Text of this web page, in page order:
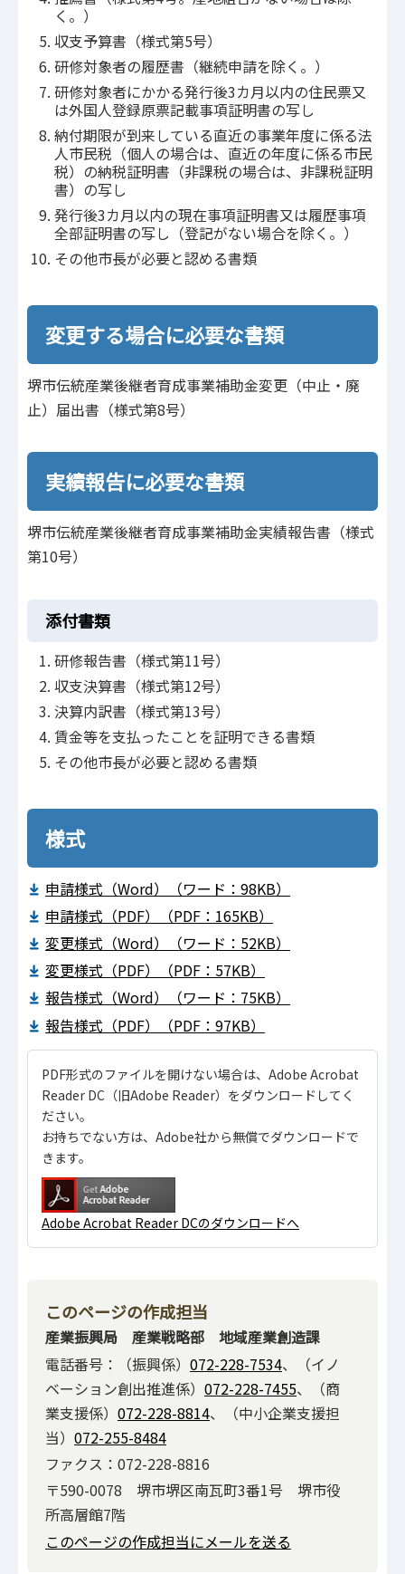
く。）
収支予算書（様式第5号）
研修対象者の履歴書（継続申請を除く。）
研修対象者にかかる発行後3カ月以内の住民票又
は外国人登録原票記載事項証明書の写し
納付期限が到来している直近の事業年度に係る法
人市民税（個人の場合は、直近の年度に係る市民
税）の納税証明書（非課税の場合は、非課税証明
書）の写し
発行後3カ月以内の現在事項証明書又は履歴事項
全部証明書の写し（登記がない場合を除く。）
その他市長が必要と認める書類
変更する場合に必要な書類
堺市伝統産業後継者育成事業補助金変更（中止・廃
止）届出書（様式第8号）
実績報告に必要な書類
堺市伝統産業後継者育成事業補助金実績報告書（様式
第10号）
添付書類
研修報告書（様式第11号）
収支決算書（様式第12号）
決算内訳書（様式第13号）
賃金等を支払ったことを証明できる書類
その他市長が必要と認める書類
様式
申請様式（Word）（ワード：98KB）
申請様式（PDF）（PDF：165KB）
変更様式（Word）（ワード：52KB）
変更様式（PDF）（PDF：57KB）
報告様式（Word）（ワード：75KB）
報告様式（PDF）（PDF：97KB）
PDF形式のファイルを開けない場合は、Adobe Acrobat
Reader DC（旧Adobe Reader）をダウンロードしてく
ださい。
お持ちでない方は、Adobe社から無償でダウンロードで
きます。
Adobe Acrobat Reader DCのダウンロードへ
このページの作成担当
産業振興局 産業戦略部 地域産業創造課
電話番号：（振興係） 072-228-7534、（イノ
ベーション創出推進係） 072-228-7455、（商
業支援係） 072-228-8814、（中小企業支援担
当） 072-255-8484
ファクス：072-228-8816
〒590-0078 堺市堺区南瓦町3番1号 堺市役
所高層館7階
このページの作成担当にメールを送る